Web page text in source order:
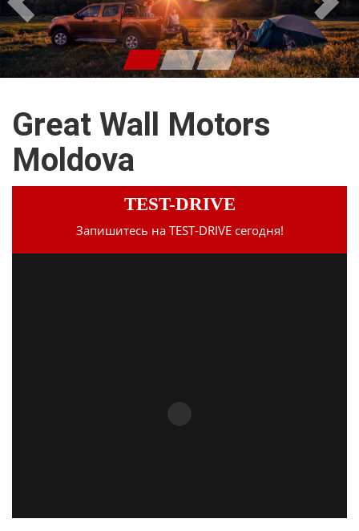
Н
а
з
а
д
Д
а
л
е
е
Great Wall Motors
Moldova
TEST-DRIVE
Запишитесь на TEST-DRIVE сегодня!